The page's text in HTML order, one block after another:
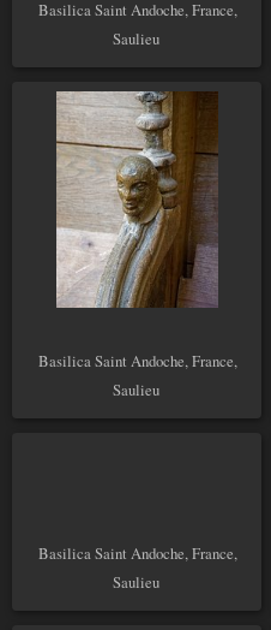
Basilica Saint Andoche, France,
Saulieu
Basilica Saint Andoche, France,
Saulieu
Basilica Saint Andoche, France,
Saulieu